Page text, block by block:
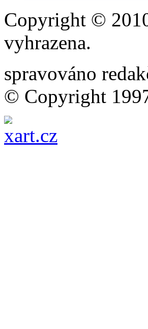
Copyright ©
vyhrazena.
spravováno
© Copyright